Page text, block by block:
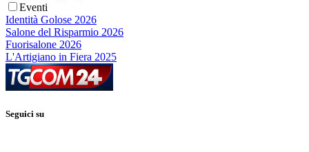
Eventi
Identità Golose 2026
Salone del Risparmio 2026
Fuorisalone 2026
L'Artigiano in Fiera 2025
Seguici su